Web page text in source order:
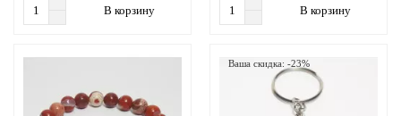
В корзину В корзину
Ваша скидка: -23%